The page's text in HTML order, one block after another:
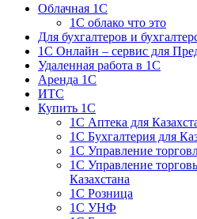
Облачная 1С
1C облако что это
Для бухгалтеров и
1C Онлайн – сервис для
Удаленная работа в 1С
Аренда 1С
ИТС
Купить 1С
1С Аптека для
1С Бухгалтерия для
1С Управление
1С Управление
Казахстана
1С Розница
1С УНФ